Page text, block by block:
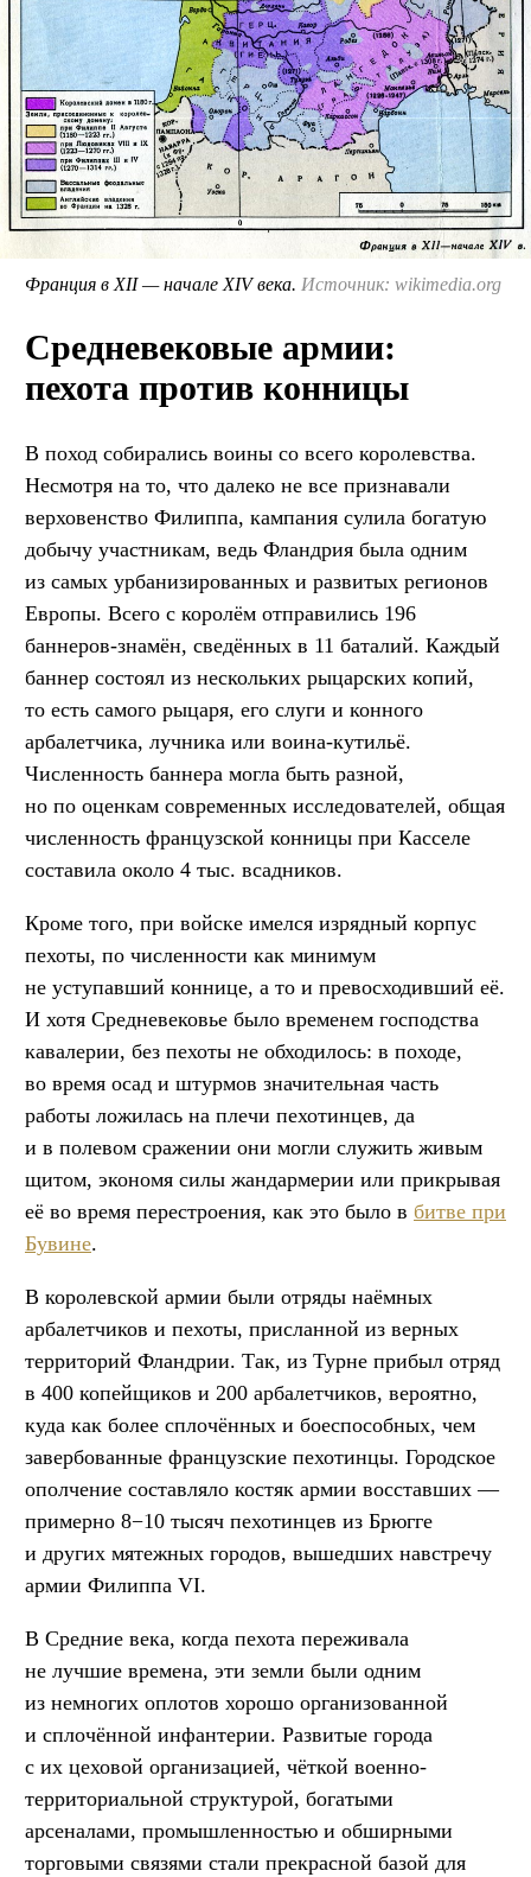
Франция в XII — начале XIV века. Источник: wikimedia.org
Средневековые армии:
пехота против конницы
В поход собирались воины со всего королевства.
Несмотря на то, что далеко не все признавали
верховенство Филиппа, кампания сулила богатую
добычу участникам, ведь Фландрия была одним
из самых урбанизированных и развитых регионов
Европы. Всего с королём отправились 196
баннеров-знамён, сведённых в 11 баталий. Каждый
баннер состоял из нескольких рыцарских копий,
то есть самого рыцаря, его слуги и конного
арбалетчика, лучника или воина-кутильё.
Численность баннера могла быть разной,
но по оценкам современных исследователей, общая
численность французской конницы при Касселе
составила около 4 тыс. всадников.
Кроме того, при войске имелся изрядный корпус
пехоты, по численности как минимум
не уступавший коннице, а то и превосходивший её.
И хотя Средневековье было временем господства
кавалерии, без пехоты не обходилось: в походе,
во время осад и штурмов значительная часть
работы ложилась на плечи пехотинцев, да
и в полевом сражении они могли служить живым
щитом, экономя силы жандармерии или прикрывая
её во время перестроения, как это было в битве при
Бувине.
В королевской армии были отряды наёмных
арбалетчиков и пехоты, присланной из верных
территорий Фландрии. Так, из Турне прибыл отряд
в 400 копейщиков и 200 арбалетчиков, вероятно,
куда как более сплочённых и боеспособных, чем
завербованные французские пехотинцы. Городское
ополчение составляло костяк армии восставших —
примерно 8−10 тысяч пехотинцев из Брюгге
и других мятежных городов, вышедших навстречу
армии Филиппа VI.
В Средние века, когда пехота переживала
не лучшие времена, эти земли были одним
из немногих оплотов хорошо организованной
и сплочённой инфантерии. Развитые города
с их цеховой организацией, чёткой военно-
территориальной структурой, богатыми
арсеналами, промышленностью и обширными
торговыми связями стали прекрасной базой для